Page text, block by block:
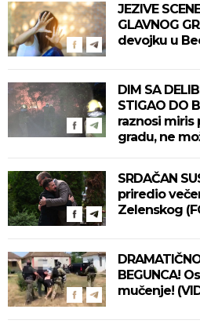
JEZIVE
GLAVNOG
devojku u
DIM SA
STIGAO DO
raznosi miris
gradu, ne
SRDAČAN
priredio
Zelenskog
BEGUNCA!
mučenje!